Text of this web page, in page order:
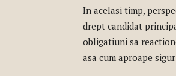
In acelasi timp,
drept candidat
obligatiuni sa
asa cum aproape